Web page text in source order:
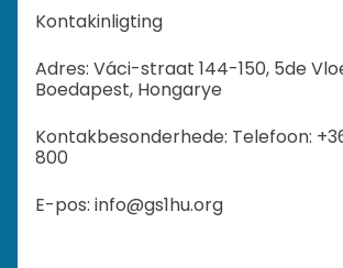
Kontakinligting
Adres: Váci-straat 144-150, 5de
Boedapest, Hongarye
Kontakbesonderhede: Telefoon:
800
E-pos: info@gs1hu.org